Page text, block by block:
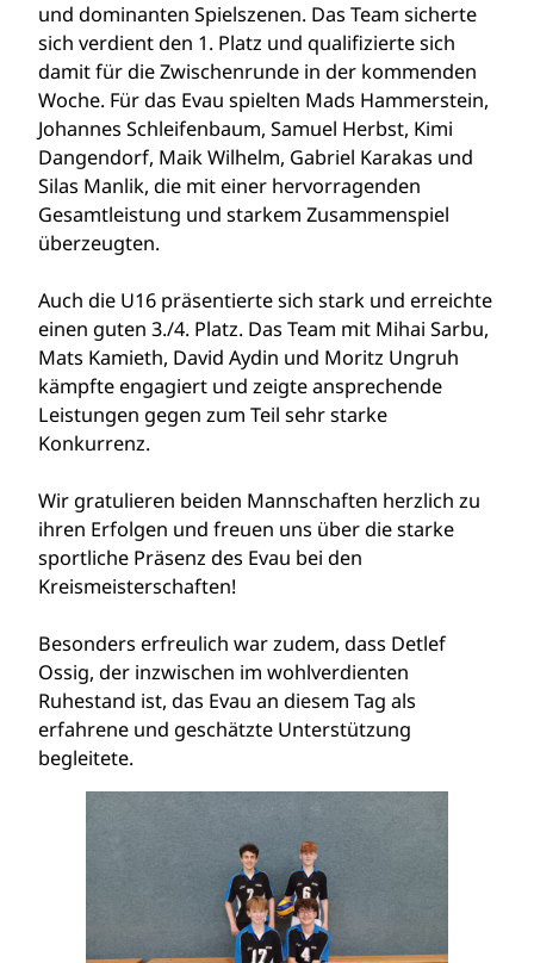
und dominanten Spielszenen. Das Team sicherte
sich verdient den 1. Platz und qualifizierte sich
damit für die Zwischenrunde in der kommenden
Woche. Für das Evau spielten Mads Hammerstein,
Johannes Schleifenbaum, Samuel Herbst, Kimi
Dangendorf, Maik Wilhelm, Gabriel Karakas und
Silas Manlik, die mit einer hervorragenden
Gesamtleistung und starkem Zusammenspiel
überzeugten.
Auch die U16 präsentierte sich stark und erreichte
einen guten 3./4. Platz. Das Team mit Mihai Sarbu,
Mats Kamieth, David Aydin und Moritz Ungruh
kämpfte engagiert und zeigte ansprechende
Leistungen gegen zum Teil sehr starke
Konkurrenz.
Wir gratulieren beiden Mannschaften herzlich zu
ihren Erfolgen und freuen uns über die starke
sportliche Präsenz des Evau bei den
Kreismeisterschaften!
Besonders erfreulich war zudem, dass Detlef
Ossig, der inzwischen im wohlverdienten
Ruhestand ist, das Evau an diesem Tag als
erfahrene und geschätzte Unterstützung
begleitete.